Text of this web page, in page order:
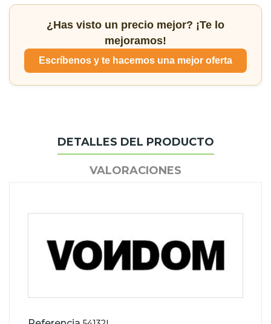
¿Has visto un precio mejor? ¡Te lo
mejoramos!
Escríbenos y te hacemos una mejor oferta
DETALLES DEL PRODUCTO
VALORACIONES